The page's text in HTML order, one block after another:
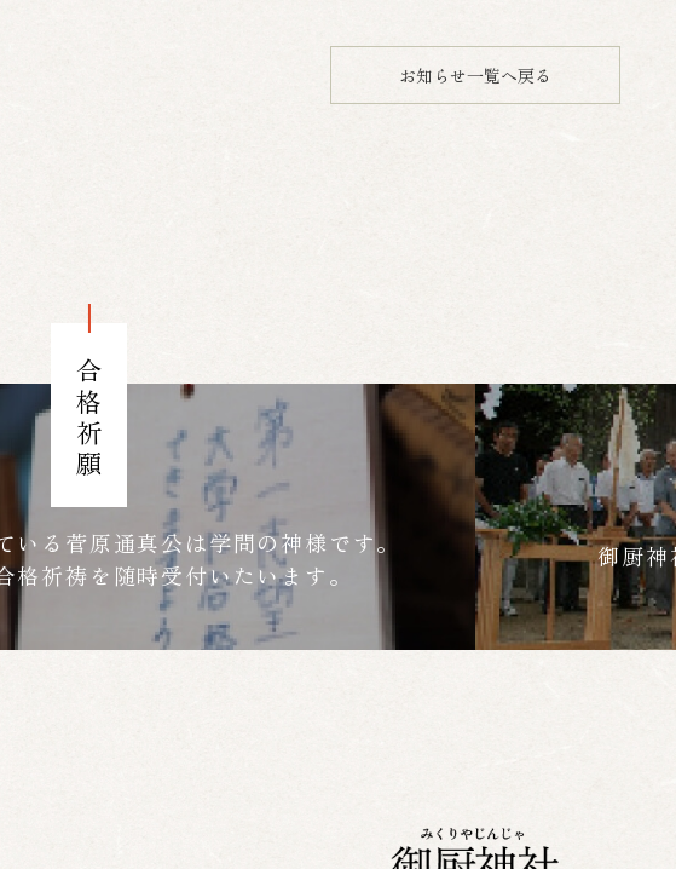
お知らせ一覧へ戻る
合格祈願
いる菅原通真公は学問の神様です。
格祈祷を随時受付いたいます。
御厨